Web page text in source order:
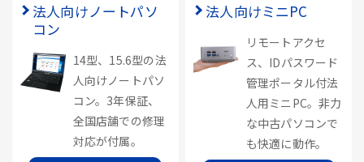
法人向けノートパソ
コン
14型、15.6型の法
人向けノートパソ
コン。3年保証、
全国店舗での修理
対応が付属。
法人向けミニPC
リモートアクセ
ス、IDパスワード
管理ポータル付法
人用ミニPC。非力
な中古パソコンで
も快適に動作。